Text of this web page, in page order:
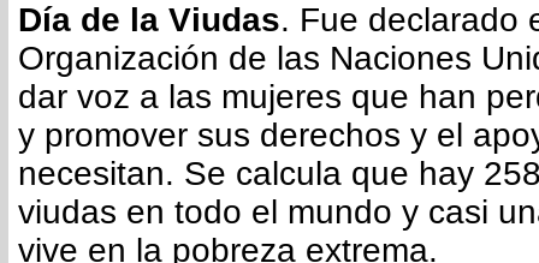
Día de la Viudas. Fue declarado
Organización de las Naciones
dar voz a las mujeres que han
y promover sus derechos y el
necesitan. Se calcula que hay
viudas en todo el mundo y casi
vive en la pobreza extrema.